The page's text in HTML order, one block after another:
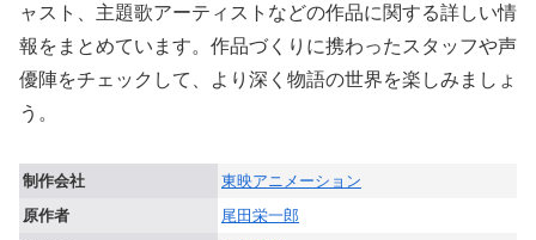
ャスト、主題歌アーティストなどの作品に関する詳しい情
報をまとめています。作品づくりに携わったスタッフや声
優陣をチェックして、より深く物語の世界を楽しみましょ
う。
制作会社
東映アニメーション
原作者
尾田栄一郎